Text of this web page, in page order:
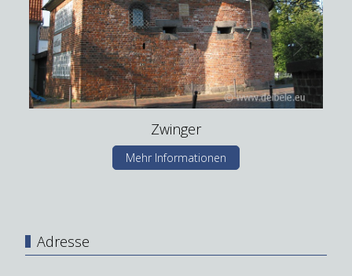
Zwinger
Mehr Informationen
Adresse